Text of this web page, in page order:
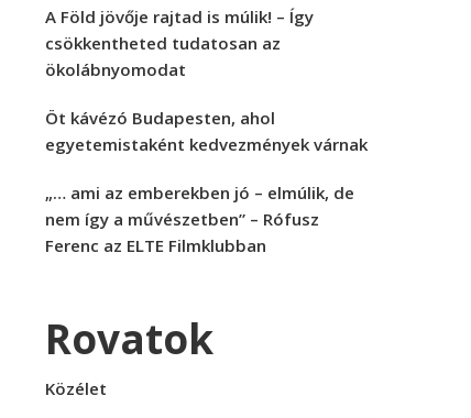
A Föld jövője rajtad is múlik! – Így
csökkentheted tudatosan az
ökolábnyomodat
Öt kávézó Budapesten, ahol
egyetemistaként kedvezmények várnak
„… ami az emberekben jó – elmúlik, de
nem így a művészetben” – Rófusz
Ferenc az ELTE Filmklubban
Rovatok
Közélet